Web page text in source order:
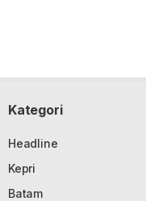
Kategori
Headline
Kepri
Batam